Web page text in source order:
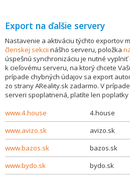
Export na ďalšie servery
Nastavenie a aktiváciu týchto exportov
členskej sekcii nášho serveru, položka
úspešnú synchronizáciu je nutné
k cieľovému serveru, na ktorý chcete
prípade chybných údajov sa export
zo strany AReality.sk zadarmo. V
serveri spoplatnená, platíte len
www.4.house
4.house
www.avizo.sk
avizo.sk
www.bazos.sk
bazos.sk
www.bydo.sk
bydo.sk